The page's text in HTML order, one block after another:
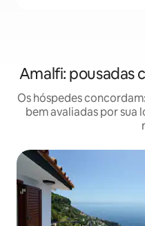
Amalfi: pousadas
Os hóspedes
bem avaliadas por sua